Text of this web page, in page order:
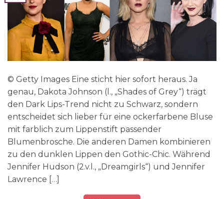
© Getty Images Eine sticht hier sofort heraus. Ja
genau, Dakota Johnson (l., „Shades of Grey“) trägt
den Dark Lips-Trend nicht zu Schwarz, sondern
entscheidet sich lieber für eine ockerfarbene Bluse
mit farblich zum Lippenstift passender
Blumenbrosche. Die anderen Damen kombinieren
zu den dunklen Lippen den Gothic-Chic. Während
Jennifer Hudson (2.v.l., „Dreamgirls“) und Jennifer
Lawrence […]